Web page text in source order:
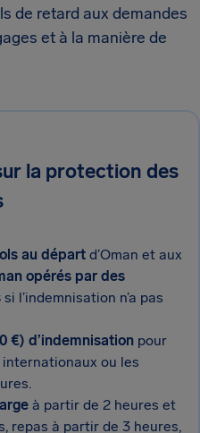
de retard aux demandes
et à la manière de
la protection des
au départ d’Oman et aux
opérés par des
si l’indemnisation n’a pas
€) d’indemnisation pour
ou les
à partir de 2 heures et
repas à partir de 3 heures,